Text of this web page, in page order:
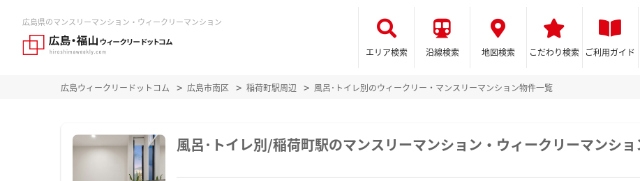
広島県のマンスリーマンション・ウィークリーマンション
エリア検索 沿線検索 地図検索 こだわり検索 ご利用ガイド
広島ウィークリードットコム 広島市南区 稲荷町駅周辺 風呂･トイレ別のウィークリー・マンスリーマンション物件一覧
風呂･トイレ別/稲荷町駅のマンスリーマンション・ウィークリーマンシ